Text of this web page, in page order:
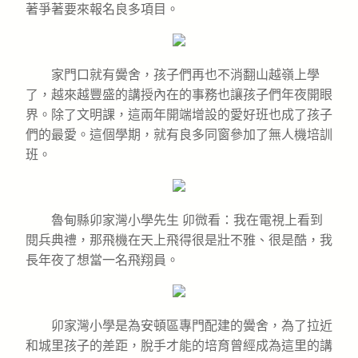
著爭著要來報名良多項目。
家門口就有黌舍，孩子們再也不消翻山越嶺上學
了，越來越豐盛的講授內在的事務也讓孩子們年夜開眼
界。除了文明課，這兩年開端增設的愛好班也成了孩子
們的最愛。這個學期，就有良多同窗參加了無人機培訓
班。
魯甸縣卯家灣小學先生 卯微看：我在電視上看到
閱兵典禮，那飛機在天上飛得很是壯不雅、很是酷，我
長年夜了想當一名飛翔員。
卯家灣小學是為安頓區專門配建的黌舍，為了拉近
和城里孩子的差距，脫手才能的培育曾經成為這里的講